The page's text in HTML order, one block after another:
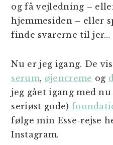
og få vejledning –
hjemmesiden – eller
finde svarerne til jer…
Nu er jeg igang. De
serum, øjencreme og
jeg gået igang med
seriøst gode)
følge min Esse-rejse
Instagram.